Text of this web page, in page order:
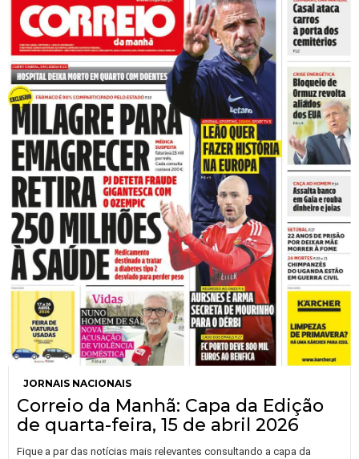
JORNAIS NACIONAIS
Correio da Manhã: Capa da Edição
de quarta-feira, 15 de abril 2026
Fique a par das notícias mais relevantes consultando a capa da